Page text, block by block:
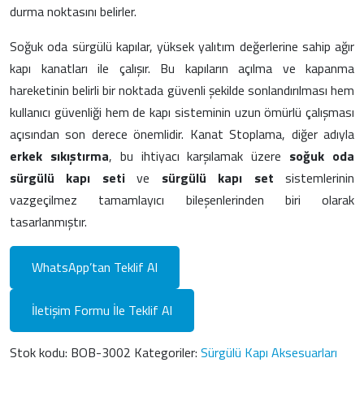
durma noktasını belirler.
Soğuk oda sürgülü kapılar, yüksek yalıtım değerlerine sahip ağır
kapı kanatları ile çalışır. Bu kapıların açılma ve kapanma
hareketinin belirli bir noktada güvenli şekilde sonlandırılması hem
kullanıcı güvenliği hem de kapı sisteminin uzun ömürlü çalışması
açısından son derece önemlidir. Kanat Stoplama, diğer adıyla
erkek sıkıştırma, bu ihtiyacı karşılamak üzere soğuk oda
sürgülü kapı setive sürgülü kapı set sistemlerinin
vazgeçilmez tamamlayıcı bileşenlerinden biri olarak
tasarlanmıştır.
WhatsApp’tan Teklif Al
İletişim Formu İle Teklif Al
Stok kodu: BOB-3002 Kategoriler: Sürgülü Kapı Aksesuarları